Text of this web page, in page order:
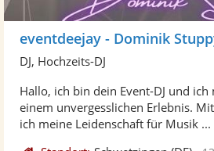
eventdeejay - Dominik
DJ, Hochzeits-DJ
Hallo, ich bin dein Event-DJ und ich
einem unvergesslichen Erlebnis.
ich meine Leidenschaft für Musik ...